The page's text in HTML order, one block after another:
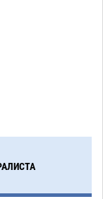
и
МЧС в
07.08